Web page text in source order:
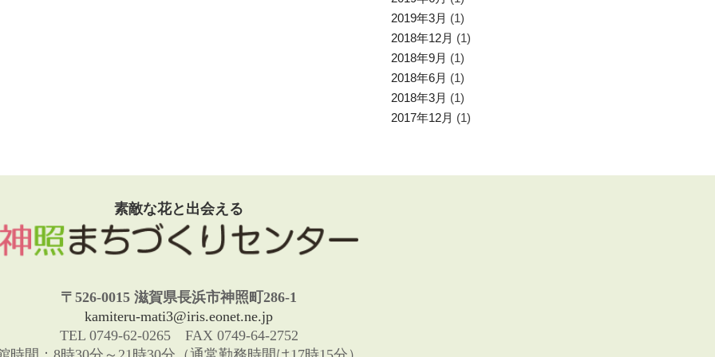
2019年3月 (1)
2018年12月 (1)
2018年9月 (1)
2018年6月 (1)
2018年3月 (1)
2017年12月 (1)
素敵な花と出会える
〒526-0015 滋賀県長浜市神照町286-1
kamiteru-mati3@iris.eonet.ne.jp
TEL 0749-62-0265 FAX 0749-64-2752